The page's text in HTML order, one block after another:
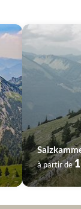
à partir de